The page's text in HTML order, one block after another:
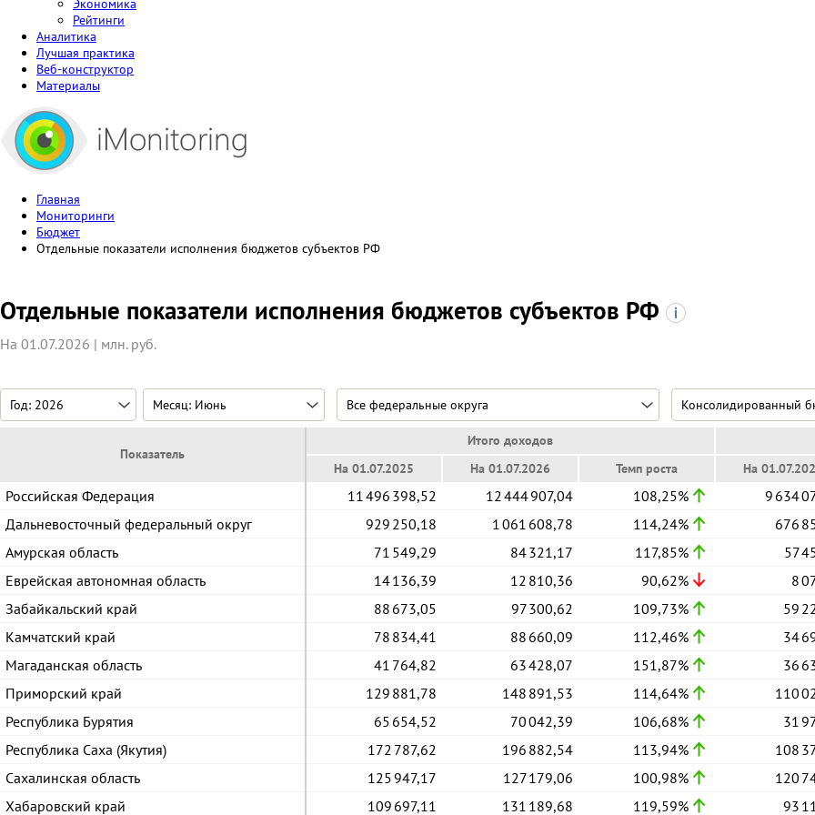
Экономика
Рейтинги
Аналитика
Лучшая практика
Веб-конструктор
Материалы
Главная
Мониторинги
Бюджет
Отдельные показатели исполнения бюджетов субъектов РФ
Отдельные показатели исполнения бюджетов субъектов РФ
На 01.07.2026 | млн. руб.
Российская Федерация
Дальневосточный федеральный округ
Амурская область
Еврейская автономная область
Забайкальский край
Камчатский край
Магаданская область
Приморский край
Республика Бурятия
Республика Саха (Якутия)
Сахалинская область
Хабаровский край
11 496 398,52 12 444 907,04 108,25% 9 634
929 250,18
1 061 608,78 114,24% 676
71 549,29
84 321,17 117,85% 57
14 136,39
12 810,36 90,62% 8
88 673,05
97 300,62 109,73% 59
78 834,41
88 660,09 112,46% 34
41 764,82
63 428,07 151,87% 36
129 881,78
148 891,53 114,64% 110
65 654,52
70 042,39 106,68% 31
172 787,62
196 882,54 113,94% 108
125 947,17
127 179,06 100,98% 120
109 697,11
131 189,68 119,59% 93
Показатель
Итого доходов
На 01.07.2025
На 01.07.2026 Темп роста
На